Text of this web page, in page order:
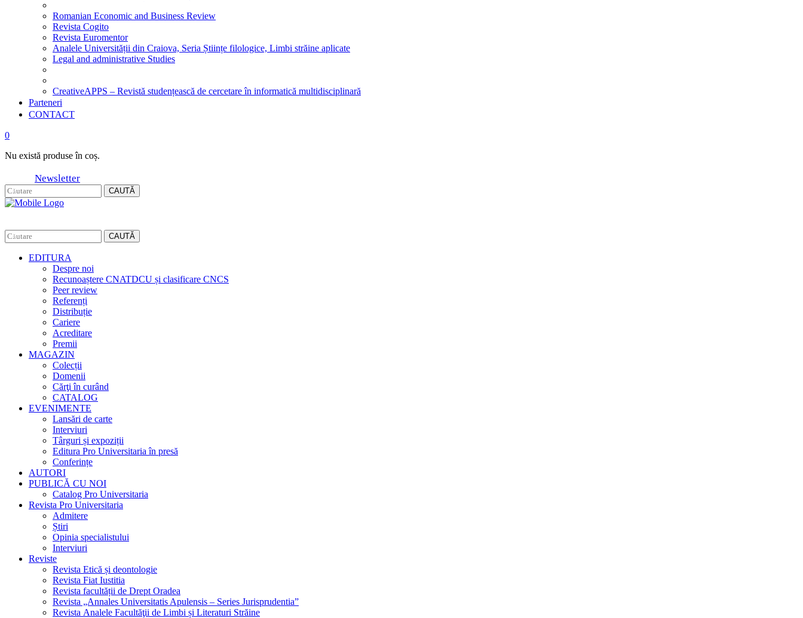
Romanian Economic and Business Review
Revista Cogito
Revista Euromentor
Analele Universității din Craiova, Seria Științe filologice, Limbi străine aplicate
Legal and administrative Studies
CreativeAPPS – Revistă studențească de cercetare în informatică multidisciplinară
Parteneri
CONTACT
0
Nu există produse în coș.
Newsletter
CAUTĂ
CAUTĂ
EDITURA
Despre noi
Recunoaștere CNATDCU și clasificare CNCS
Peer review
Referenți
Distribuție
Cariere
Acreditare
Premii
MAGAZIN
Colecții
Domenii
Cărţi în curând
CATALOG
EVENIMENTE
Lansări de carte
Interviuri
Târguri și expoziții
Editura Pro Universitaria în presă
Conferințe
AUTORI
PUBLICĂ CU NOI
Catalog Pro Universitaria
Revista Pro Universitaria
Admitere
Știri
Opinia specialistului
Interviuri
Reviste
Revista Etică și deontologie
Revista Fiat Iustitia
Revista facultății de Drept Oradea
Revista „Annales Universitatis Apulensis – Series Jurisprudentia”
Revista Analele Facultăţii de Limbi și Literaturi Străine